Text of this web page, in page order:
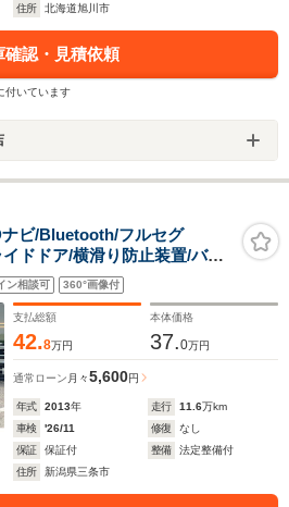
住所
北海道旭川市
確認・見積依頼
付いています
ビ/Bluetooth/フルセグ
ドドア/横滑り防止装置/バッ
/プッシュスタート/HIDライ
ワステ
ン相談可 360°画像付
支払総額
42.8万円
本体価格
37.0万円
通常ローン 月々5,600円
年式 2013年 走行 11.6万km
車検
'26/11 修復
なし
保証
保証付 整備
法定整備付
住所
新潟県三条市